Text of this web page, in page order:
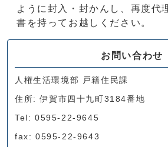
ように封入・封かんし、再度代
書を持ってお越しください。
お問い合わせ
人権生活環境部 戸籍住民課
住所: 伊賀市四十九町3184番地
Tel: 0595-22-9645
fax: 0595-22-9643